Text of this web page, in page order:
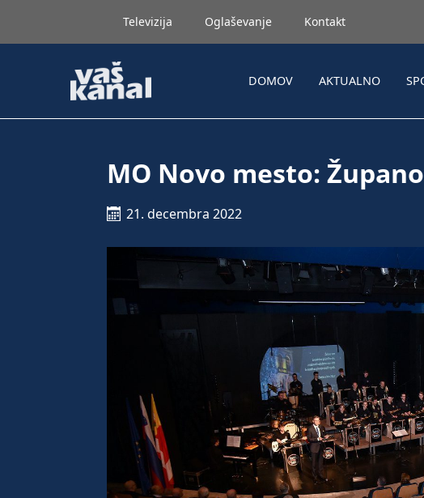
Televizija Oglaševanje Kontakt
DOMOV AKTUALNO
MO Novo mesto:
21. decembra 2022